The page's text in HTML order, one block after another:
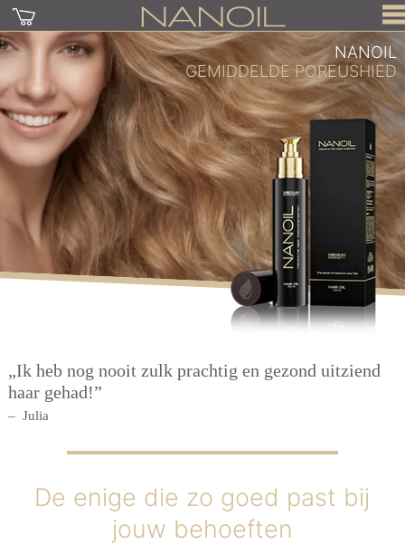
NANOIL
GEMIDDELDE POREUSHIED
„Ik heb nog nooit zulk prachtig en gezond uitziend
haar gehad!”
Julia
De enige die zo goed past bij
jouw behoeften